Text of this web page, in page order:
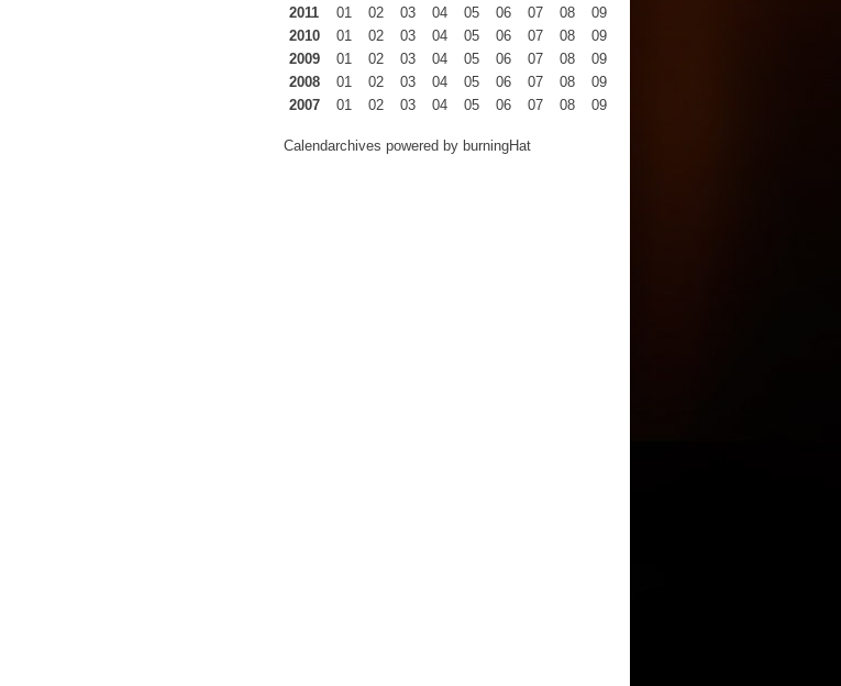
2011
01 02 03 04 05 06 07 08 09
2010
01 02 03 04 05 06 07 08 09
2009
01 02 03 04 05 06 07 08 09
2008
01 02 03 04 05 06 07 08 09
2007
01 02 03 04 05 06 07 08 09
Calendarchives powered by burningHat